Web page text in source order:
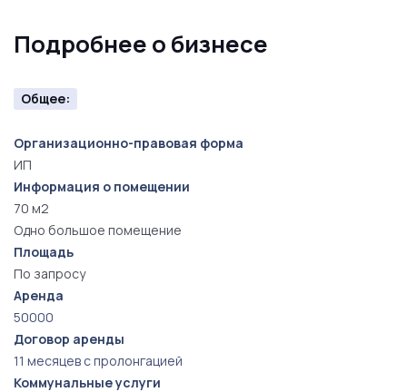
Подробнее о бизнесе
Общее:
Организационно-правовая форма
ИП
Информация о помещении
70 м2
Одно большое помещение
Площадь
По запросу
Аренда
50000
Договор аренды
11 месяцев с пролонгацией
Коммунальные услуги